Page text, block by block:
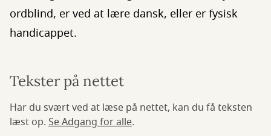
ordblind, er ved at lære dansk, eller er fysisk
handicappet.
Tekster på nettet
Har du svært ved at læse på nettet, kan du få teksten
læst op. Se Adgang for alle.